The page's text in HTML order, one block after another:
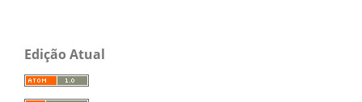
Edição Atual